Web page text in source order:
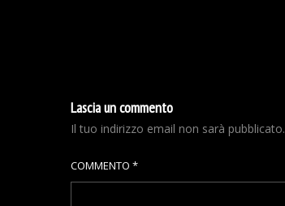
Lascia un commento
Il tuo indirizzo email non sarà pubblicato.
COMMENTO *